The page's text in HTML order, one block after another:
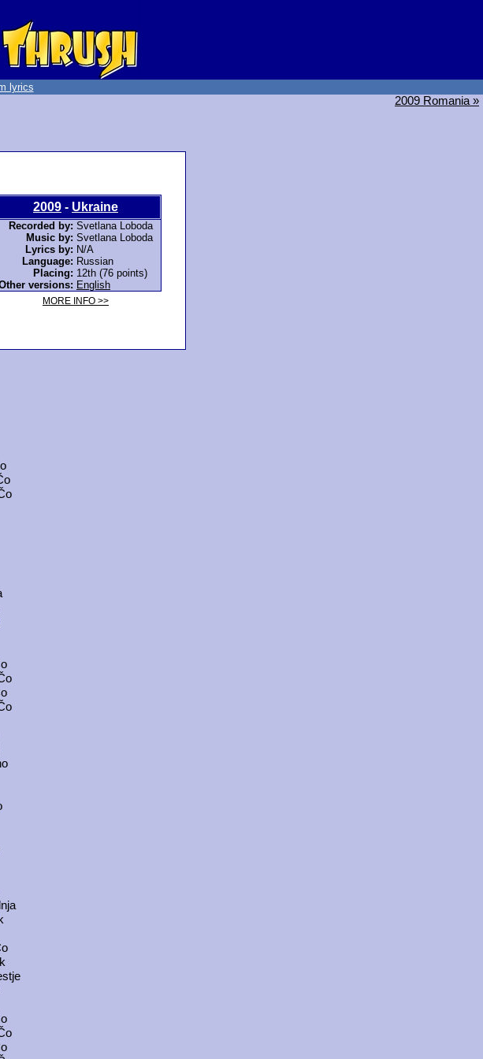
lyrics
2009 Romania »
2009 - Ukraine
Recorded by: Svetlana Loboda
Music by: Svetlana Loboda
Lyrics by: N/A
Language: Russian
Placing: 12th (76 points)
versions: English
MORE INFO >>